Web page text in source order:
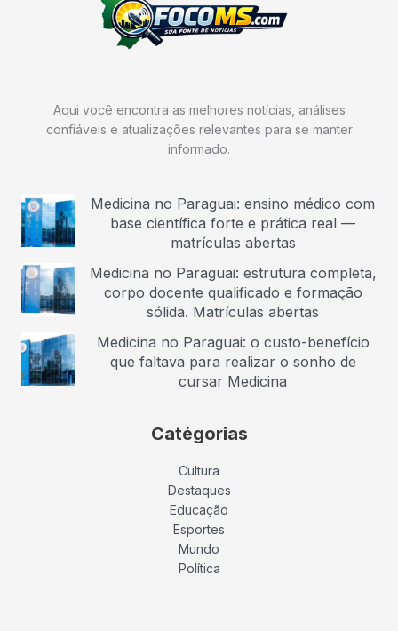
Aqui você encontra as melhores notícias, análises
confiáveis e atualizações relevantes para se manter
informado.
Medicina no Paraguai: ensino médico com
base científica forte e prática real —
matrículas abertas
Medicina no Paraguai: estrutura completa,
corpo docente qualificado e formação
sólida. Matrículas abertas
Medicina no Paraguai: o custo-benefício
que faltava para realizar o sonho de
cursar Medicina
Catégorias
Cultura
Destaques
Educação
Esportes
Mundo
Política